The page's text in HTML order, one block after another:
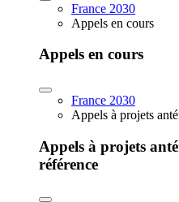
France 2030
Appels en cours
Appels en cours
France 2030
Appels à projets
Appels à projets
référence